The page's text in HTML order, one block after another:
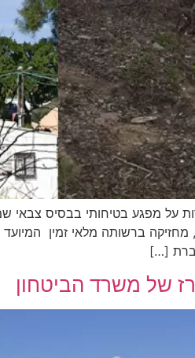
על מפגע בטיחותי בבסיס
ברשותה מלאי זמין המיועד
של משרד הביטחון